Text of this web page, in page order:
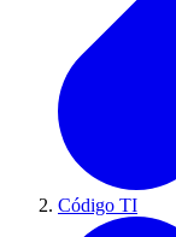
Código TI